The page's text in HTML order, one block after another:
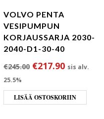
VOLVO PENTA
VESIPUMPUN
KORJAUSSARJA 2030-
2040-D1-30-40
€245.00 Alkuperäinen
€217.90 sis alv.
25.5%
LISÄÄ OSTOSKORIIN